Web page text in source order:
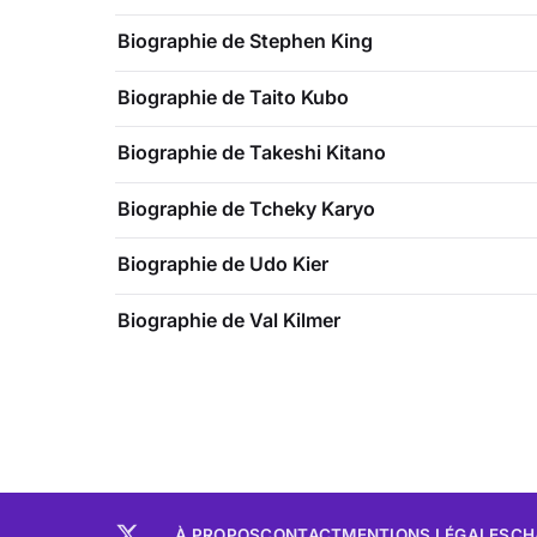
Biographie de Stephen King
Biographie de Taito Kubo
Biographie de Takeshi Kitano
Biographie de Tcheky Karyo
Biographie de Udo Kier
Biographie de Val Kilmer